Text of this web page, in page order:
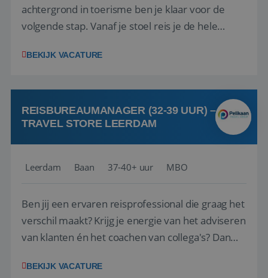
achtergrond in toerisme ben je klaar voor de
volgende stap. Vanaf je stoel reis je de hele
wensen van je team, je klant en wat er in de
klanten te overtuigen om die droomreis te
boeken! ...
BEKIJK VACATURE
REISBUREAUMANAGER (32-39 UUR) –
TRAVEL STORE LEERDAM
Leerdam Baan 37-40+ uur MBO
Ben jij een ervaren reisprofessional die graag het
verschil maakt? Krijg je energie van het adviseren
van klanten én het coachen van collega's? Dan
(onderdeel van Pelikaan Travel Group) zoeken
BEKIJK VACATURE